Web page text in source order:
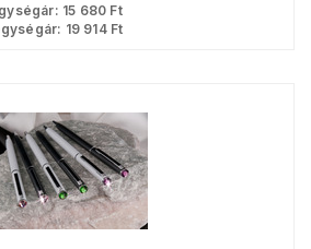
15 680 Ft
19 914Ft